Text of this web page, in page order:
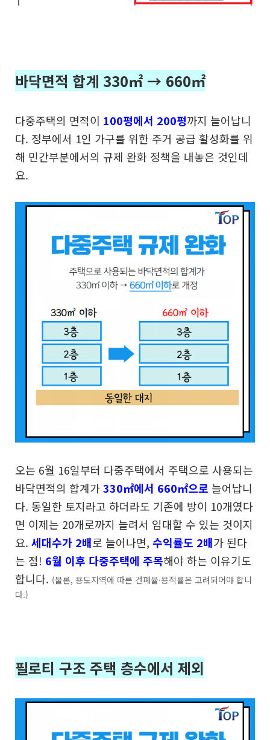
바닥면적 합계 330㎡ → 660㎡
다중주택의 면적이 100평에서 200평까지 늘어납니
다. 정부에서 1인 가구를 위한 주거 공급 활성화를 위
해 민간부분에서의 규제 완화 정책을 내놓은 것인데
요.
오는 6월 16일부터 다중주택에서 주택으로 사용되는
바닥면적의 합계가330㎡에서 660㎡으로 늘어납니
다. 동일한 토지라고 하더라도 기존에 방이 10개였다
면 이제는 20개로까지 늘려서 임대할 수 있는 것이지
요. 세대수가 2배로 늘어나면, 수익률도 2배가 된다
는 점! 6월 이후 다중주택에 주목해야 하는 이유기도
합니다. (물론, 용도지역에 따른 건폐율·용적률은 고려되어야 합니
다.)
필로티 구조 주택 층수에서 제외